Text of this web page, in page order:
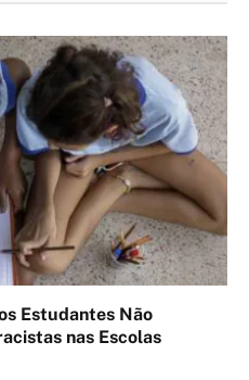
Estudantes Não
nas Escolas